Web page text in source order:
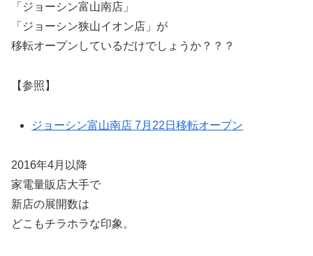
「ジョーシン富山南店」
「ジョーシン狭山イオン店」が
移転オープンしているだけでしょうか？？？
【参照】
ジョーシン富山南店 7月22日移転オープン
2016年4月以降
家電量販店大手で
新店の展開数は
どこもチラホラな印象。